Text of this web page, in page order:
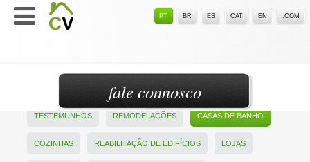
PT BR ES CAT EN .COM
TESTEMUNHOS REMODELAÇÕES CASAS DE BANHO
COZINHAS REABILITAÇÃO DE EDIFÍCIOS LOJAS
fale connosco